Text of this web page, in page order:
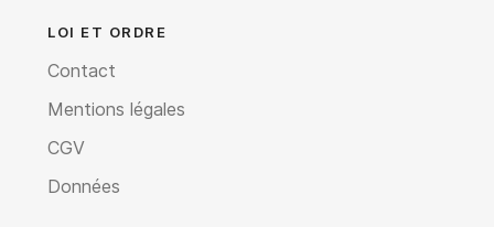
LOI ET ORDRE
Contact
Mentions légales
CGV
Données